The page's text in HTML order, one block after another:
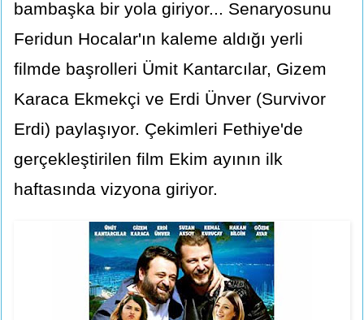
bambaşka bir yola giriyor... Senaryosunu
Feridun Hocalar'ın kaleme aldığı yerli
filmde başrolleri Ümit Kantarcılar, Gizem
Karaca Ekmekçi ve Erdi Ünver (Survivor
Erdi) paylaşıyor. Çekimleri Fethiye'de
gerçekleştirilen film Ekim ayının ilk
haftasında vizyona giriyor.